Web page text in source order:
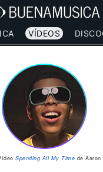
VÍDEOS
Spending All My Time de Aaron